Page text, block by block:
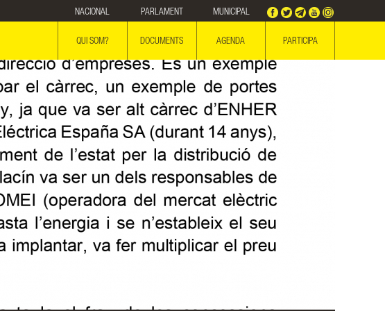
NACIONAL PARLAMENT MUNICIPAL
QUI SOM? DOCUMENTS AGENDA PARTICIPA